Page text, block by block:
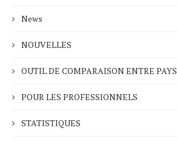
News
NOUVELLES
OUTIL DE COMPARAISON ENTRE PAYS
POUR LES PROFESSIONNELS
STATISTIQUES